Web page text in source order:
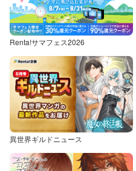
Renta!サマフェス2026
異世界ギルドニュース